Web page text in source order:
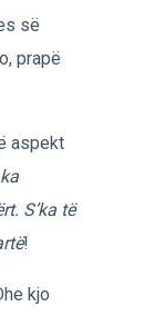
së
prapë
aspekt
S’ka të
!
kjo